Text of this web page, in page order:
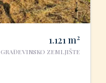
1.121m2
GRAĐEVINSKO ZEMLJIŠTE